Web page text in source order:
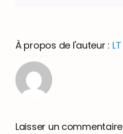
À propos de l'auteur : LT
Laisser un commentaire